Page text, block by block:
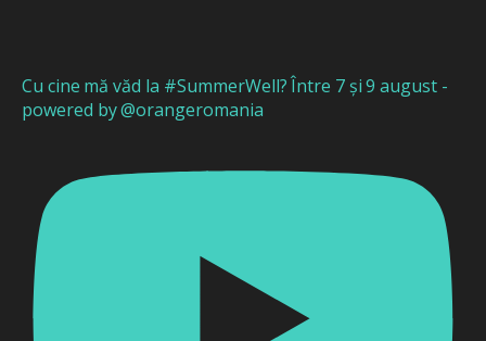
Cu cine mă văd la #SummerWell? Între 7 și 9 august -
powered by @orangeromania